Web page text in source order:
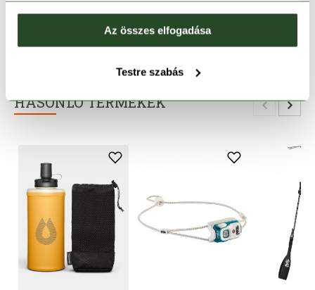
Az összes elfogadása
Testre szabás
TERMÉKLEÍRÁS
TERMÉK RÉSZLETEK
HASONLÓ TERMÉKEK